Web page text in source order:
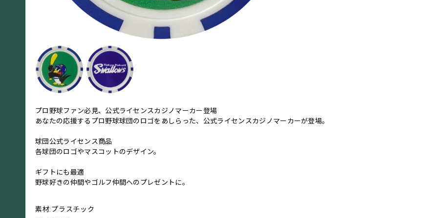
プロ野球ファン必見、公式ライセンスカジノマーカー登場
あなたの応援するプロ野球球団のロゴをあしらった、公式ライセンスカジノマーカーが登場。
球団公式ライセンス商品
各球団のロゴやマスコットのデザイン。
ギフトにも最適
野球好きの仲間やゴルフ仲間へのプレゼントに。
素材:プラスチック